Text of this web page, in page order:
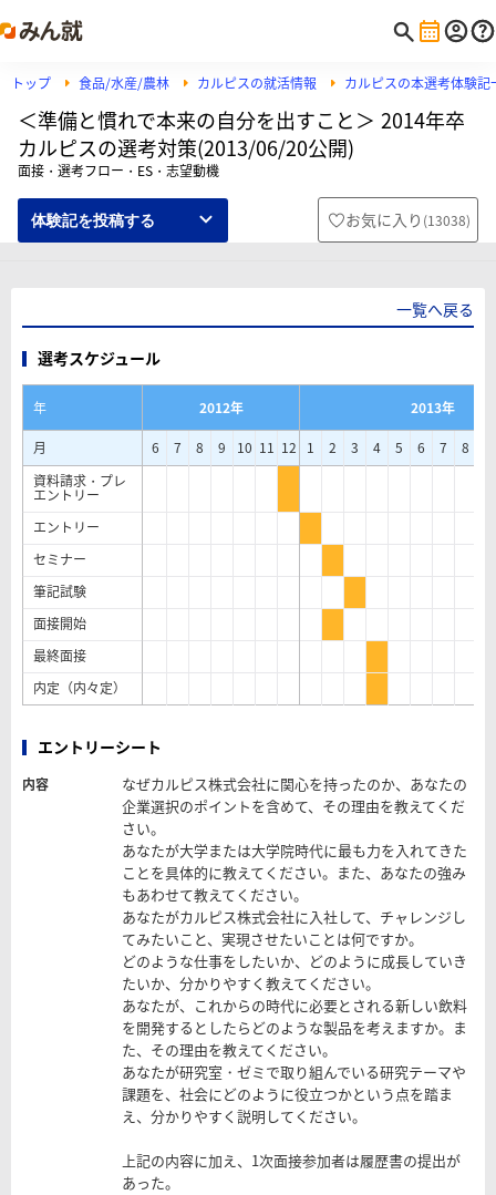
トップ 食品/水産/農林 カルピスの就活情報 カルピスの本選考体験記
＜準備と慣れで本来の自分を出すこと＞ 2014年卒
カルピスの選考対策(2013/06/20公開)
面接・選考フロー・ES・志望動機
体験記を投稿する お気に入り (13038)
一覧へ戻る
選考スケジュール
年 2012年
2013年
月
6 7 8 9 10 11 12 1 2 3 4 5 6 7 8
資料請求・プレ
エントリー
エントリー
セミナー
筆記試験
面接開始
最終面接
内定（内々定）
エントリーシート
内容
なぜカルピス株式会社に関心を持ったのか、あなたの
企業選択のポイントを含めて、その理由を教えてくだ
さい。
あなたが大学または大学院時代に最も力を入れてきた
ことを具体的に教えてください。また、あなたの強み
もあわせて教えてください。
あなたがカルピス株式会社に入社して、チャレンジし
てみたいこと、実現させたいことは何ですか。
どのような仕事をしたいか、どのように成長していき
たいか、分かりやすく教えてください。
あなたが、これからの時代に必要とされる新しい飲料
を開発するとしたらどのような製品を考えますか。ま
た、その理由を教えてください。
あなたが研究室・ゼミで取り組んでいる研究テーマや
課題を、社会にどのように役立つかという点を踏ま
え、分かりやすく説明してください。
上記の内容に加え、1次面接参加者は履歴書の提出が
あった。